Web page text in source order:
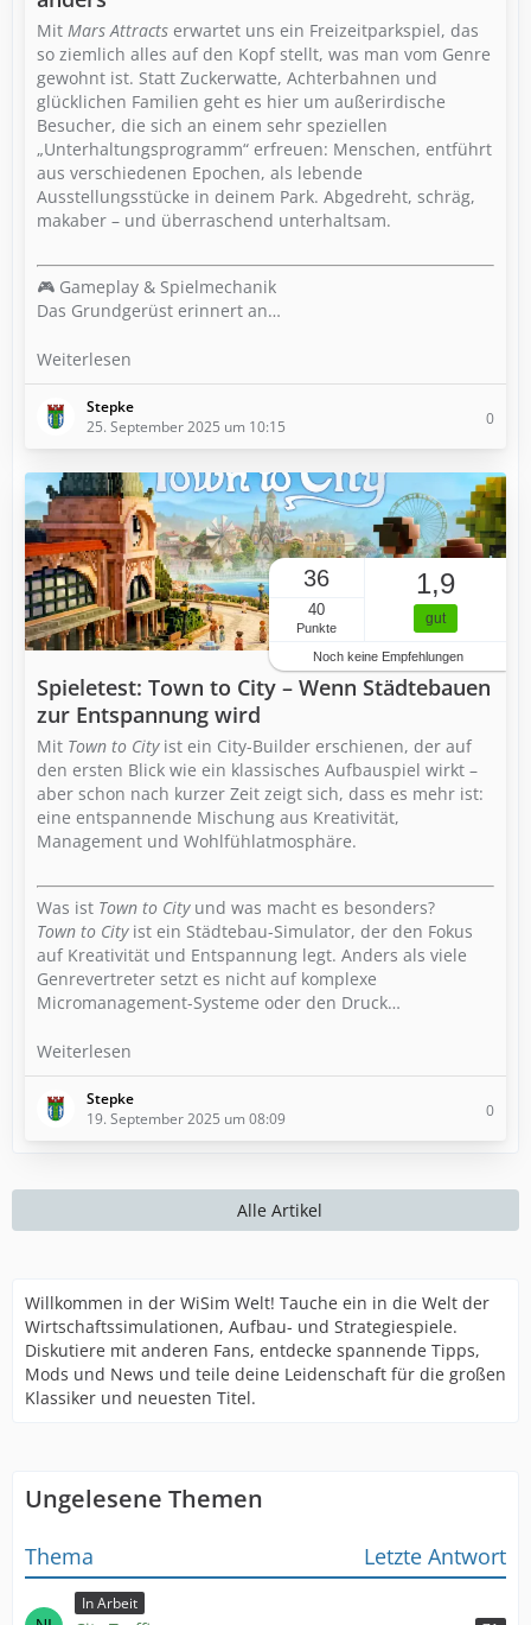
Mit Mars Attracts erwartet uns ein Freizeitparkspiel, das
so ziemlich alles auf den Kopf stellt, was man vom Genre
gewohnt ist. Statt Zuckerwatte, Achterbahnen und
glücklichen Familien geht es hier um außerirdische
Besucher, die sich an einem sehr speziellen
„Unterhaltungsprogramm“ erfreuen: Menschen, entführt
aus verschiedenen Epochen, als lebende
Ausstellungsstücke in deinem Park. Abgedreht, schräg,
makaber – und überraschend unterhaltsam.
🎮 Gameplay & Spielmechanik
Das Grundgerüst erinnert an…
Weiterlesen
Stepke
25. September 2025 um 10:15
0
36
40
Punkte
1,9
gut
Noch keine Empfehlungen
Spieletest: Town to City – Wenn Städtebauen
zur Entspannung wird
Mit Town to Cityist ein City-Builder erschienen, der auf
den ersten Blick wie ein klassisches Aufbauspiel wirkt –
aber schon nach kurzer Zeit zeigt sich, dass es mehr ist:
eine entspannende Mischung aus Kreativität,
Management und Wohlfühlatmosphäre.
Was ist Town to Cityund was macht es besonders?
Town to Cityist ein Städtebau-Simulator, der den Fokus
auf Kreativität und Entspannung legt. Anders als viele
Genrevertreter setzt es nicht auf komplexe
Micromanagement-Systeme oder den Druck…
Weiterlesen
Stepke
19. September 2025 um 08:09
0
Alle Artikel
Willkommen in der WiSim Welt! Tauche ein in die Welt der
Wirtschaftssimulationen, Aufbau- und Strategiespiele.
Diskutiere mit anderen Fans, entdecke spannende Tipps,
Mods und News und teile deine Leidenschaft für die großen
Klassiker und neuesten Titel.
Ungelesene Themen
Thema Letzte Antwort
In Arbeit